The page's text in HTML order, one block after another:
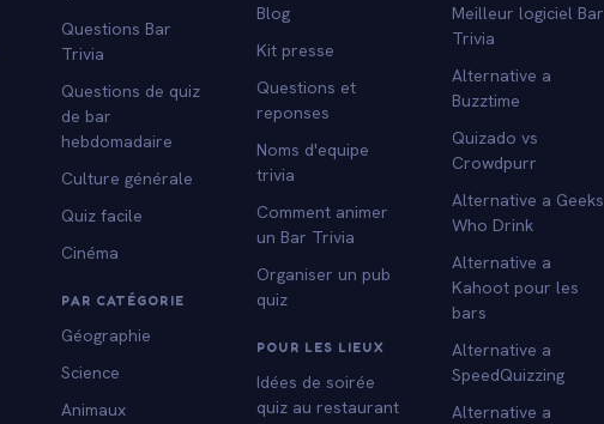
Questions Bar
Trivia
Questions de quiz
de bar
hebdomadaire
Culture générale
Quiz facile
Cinéma
PAR CATÉGORIE
Géographie
Science
Animaux
Blog
Kit presse
Questions et
reponses
Noms d'equipe
trivia
Comment animer
un Bar Trivia
Organiser un pub
quiz
POUR LES LIEUX
Idées de soirée
quiz au restaurant
Meilleur logiciel Bar
Trivia
Alternative a
Buzztime
Quizado vs
Crowdpurr
Alternative a Geeks
Who Drink
Alternative a
Kahoot pour les
bars
Alternative a
SpeedQuizzing
Alternative a